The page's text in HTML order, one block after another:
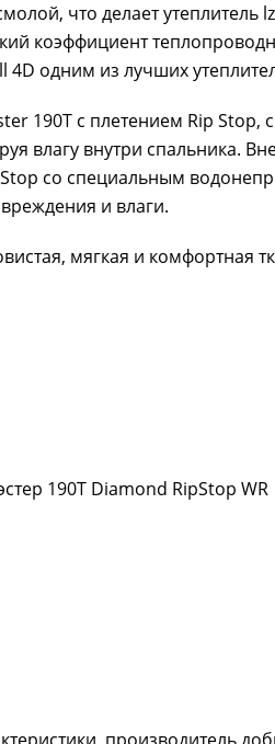
что делает
коэффициент
4D одним из лучших
190Т с плетением Rip
влагу внутри спальника.
со специальным
и влаги.
мягкая и комфортная
190Т Diamond RipStop WR